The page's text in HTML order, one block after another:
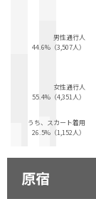
男性通行人
44.6%（3,507人）
女性通行人
55.4%（4,351人）
うち、スカート着用
26.5%（1,152人）
原宿